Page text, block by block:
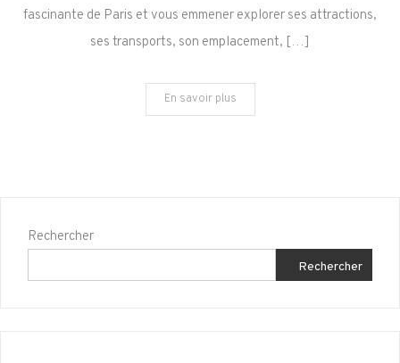
Paris
et
fascinante de Paris et vous emmener explorer ses attractions,
ses transports, son emplacement, […]
En savoir plus
Rechercher
Rechercher